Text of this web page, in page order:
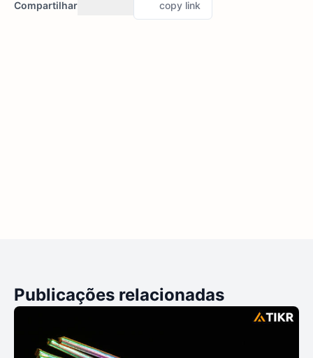
Compartilhar copy link
Publicações relacionadas